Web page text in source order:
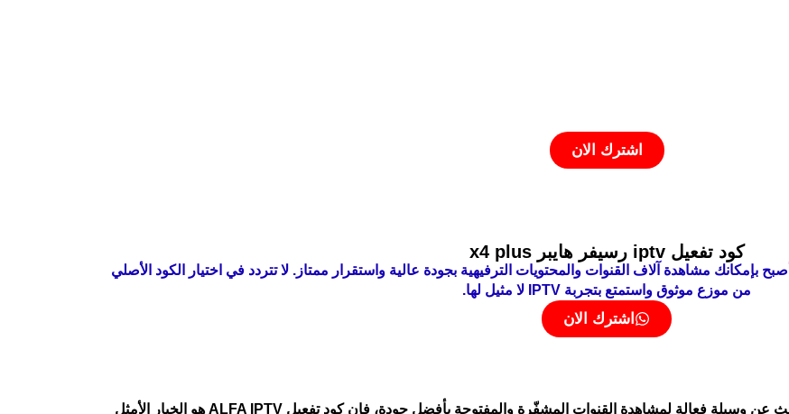
اشترك الان
كود تفعيل iptv رسيفر هايبر x4 plus
مع سيرفر HYPER IPTV على جهاز هايبر X4 PLUS أصبح بإمكانك مشاهدة آلاف القنوات والمحتويات الترفيهية بجودة عالية واستقرار ممتاز. لا تتردد في اختيار الكود الأصلي
من موزع موثوق واستمتع بتجربة IPTV لا مثيل لها.
اشترك الان
إذا كنت من مستخدمي رسيفر Hyper X4 PLUS وتبحث عن وسيلة فعالة لمشاهدة القنوات المشفّرة والمفتوحة بأفضل جودة، فإن كود تفعيل ALFA IPTV هو الخيار الأمثل